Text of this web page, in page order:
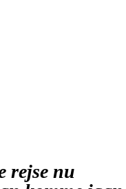
rejse nu